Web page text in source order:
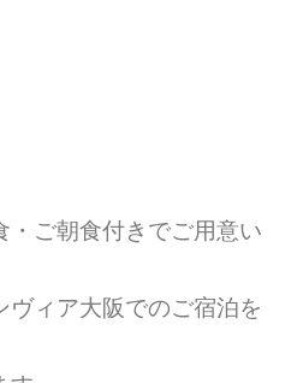
・ご朝食付きでご用意い
ィア大阪でのご宿泊を